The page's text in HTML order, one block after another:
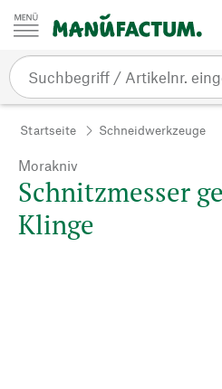
Zum Inhalt springen
Startseite Schneidwerkzeuge
Morakniv
Schnitzmesser
Klinge